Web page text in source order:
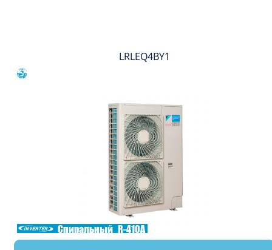
LRLEQ4BY1
Спиральный R-410A